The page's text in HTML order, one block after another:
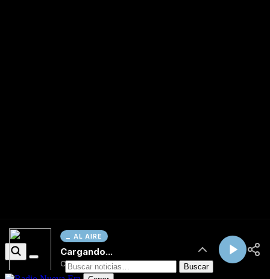
AL AIRE
Cargando...
Conectando...